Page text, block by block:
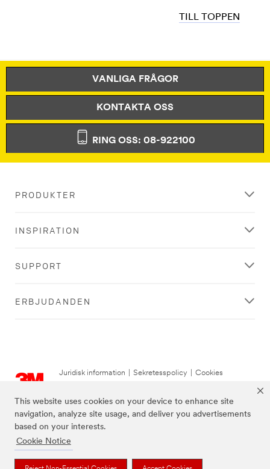
This website uses cookies on your device to enhance site
navigation, analyze site usage, and deliver you advertisements
based on your interests.
Cookie Notice
TILL TOPPEN
VANLIGA FRÅGOR
KONTAKTA OSS
RING OSS: 08-922100
PRODUKTER
INSPIRATION
SUPPORT
ERBJUDANDEN
Juridisk information Sekretesspolicy
Cookies